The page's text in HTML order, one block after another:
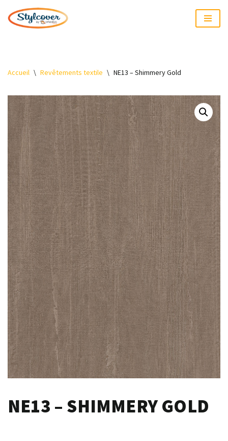
Aller
Accueil \ Revêtements textile \ NE13 – Shimmery Gold
NE13 – SHIMMERY GOLD